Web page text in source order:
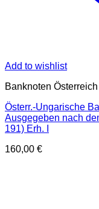
Add to wishlist
Banknoten Österreich
Österr.-Ungarische
Ausgegeben nach
191) Erh. I
160,00 €